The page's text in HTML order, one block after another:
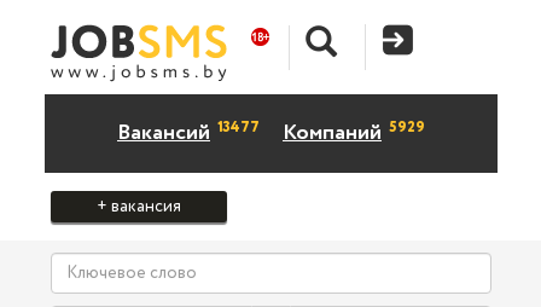
Вакансий 13477 Компаний 5929
+ вакансия